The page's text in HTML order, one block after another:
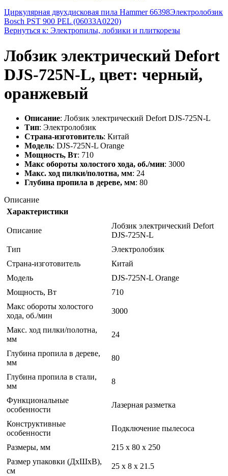
Циркулярная двухдисковая пила Hammer 66398Электролобзик
Bosch PST 900 PEL (06033A0220)
Вернуться к: Электропилы, лобзики и плиткорезы
Лобзик электрический Defort
DJS-725N-L, цвет: черный,
оранжевый
Описание: Лобзик электрический Defort DJS-725N-L
Тип: Электролобзик
Страна-изготовитель: Китай
Модель: DJS-725N-L Orange
Мощность, Вт: 710
Макс обороты холостого хода, об./мин: 3000
Макс. ход пилки/полотна, мм: 24
Глубина пропила в дереве, мм: 80
Описание
Характеристики
Описание
Лобзик электрический Defort
DJS-725N-L
Тип
Электролобзик
Страна-изготовитель
Китай
Модель
DJS-725N-L Orange
Мощность, Вт
710
Макс обороты холостого
хода, об./мин
3000
Макс. ход пилки/полотна,
мм
24
Глубина пропила в дереве,
мм
80
Глубина пропила в стали,
мм
8
Функциональные
особенности
Лазерная разметка
Конструктивные
особенности
Подключение пылесоса
Размеры, мм
215 x 80 x 250
Размер упаковки (ДхШхВ),
см
25 x 8 x 21.5